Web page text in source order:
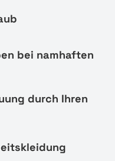
bei namhaften
durch Ihren